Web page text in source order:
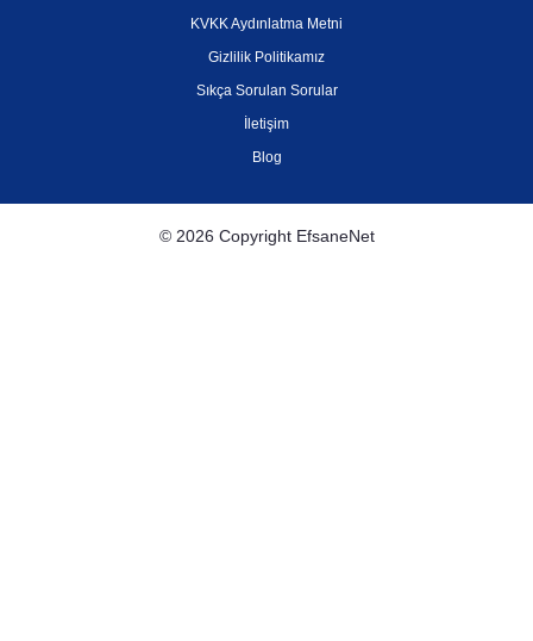
KVKK Aydınlatma Metni
Gizlilik Politikamız
Sıkça Sorulan Sorular
İletişim
Blog
© 2026 Copyright EfsaneNet